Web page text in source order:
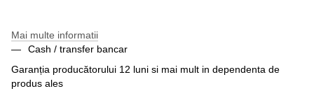
Mai multe informatii
Cash / transfer bancar
Garanția producătorului 12 luni si mai mult in dependenta de
produs ales